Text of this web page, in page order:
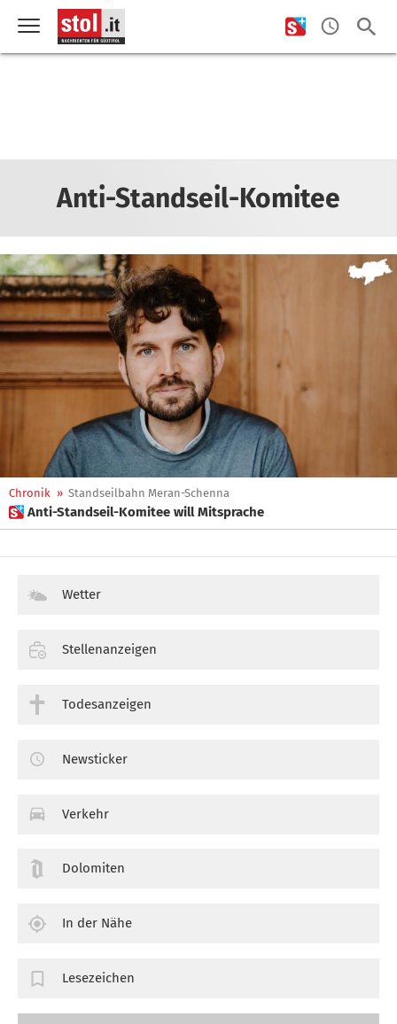
Anti-Standseil-Komitee
Chronik » Standseilbahn Meran-Schenna
 Anti-Standseil-Komitee will Mitsprache
Wetter
Stellenanzeigen
Todesanzeigen
Newsticker
Verkehr
Dolomiten
In der Nähe
Lesezeichen